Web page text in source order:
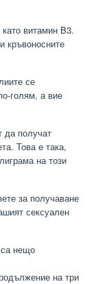
витамин B3.
кръвоносните
се
голям, а вие
да получат
Това е така,
на този
за получаване
сексуален
са нещо
на три